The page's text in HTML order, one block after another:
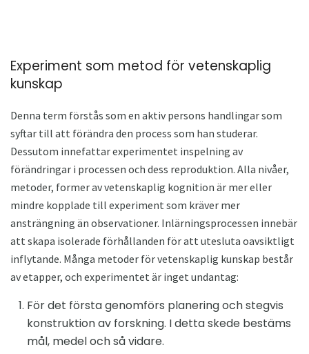
Experiment som metod för vetenskaplig
kunskap
Denna term förstås som en aktiv persons handlingar som
syftar till att förändra den process som han studerar.
Dessutom innefattar experimentet inspelning av
förändringar i processen och dess reproduktion. Alla nivåer,
metoder, former av vetenskaplig kognition är mer eller
mindre kopplade till experiment som kräver mer
ansträngning än observationer. Inlärningsprocessen innebär
att skapa isolerade förhållanden för att utesluta oavsiktligt
inflytande. Många metoder för vetenskaplig kunskap består
av etapper, och experimentet är inget undantag:
För det första genomförs planering och stegvis
konstruktion av forskning. I detta skede bestäms
mål, medel och så vidare.